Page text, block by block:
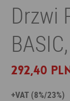
Drzwi
292,40
+VAT (8%/23%)